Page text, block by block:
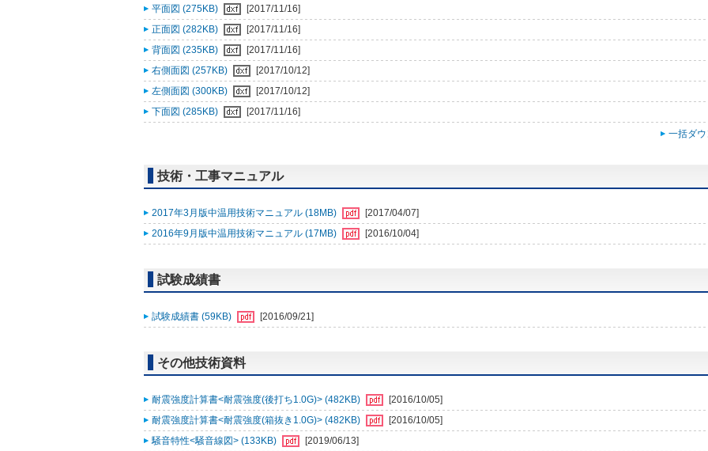
平面図 (275KB)
[2017/11/16]
正面図 (282KB)
[2017/11/16]
背面図 (235KB)
[2017/11/16]
右側面図 (257KB)
[2017/10/12]
左側面図 (300KB)
[2017/10/12]
下面図 (285KB)
[2017/11/16]
一括ダ
技術・工事マニュアル
2017年3月版中温用技術マニュアル (18MB)
[2017/04/07]
2016年9月版中温用技術マニュアル (17MB)
[2016/10/04]
試験成績書
試験成績書 (59KB) [2016/09/21]
その他技術資料
耐震強度計算書<耐震強度(後打ち1.0G)> (482KB)
[2016/10/05]
耐震強度計算書<耐震強度(箱抜き1.0G)> (482KB)
[2016/10/05]
騒音特性<騒音線図> (133KB)
[2019/06/13]